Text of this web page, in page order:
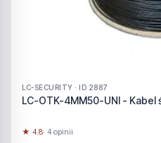
LC-SECURITY · ID 2887
LC-OTK-4MM50-UNI - Kabel
★ 4.8· 4 opinii